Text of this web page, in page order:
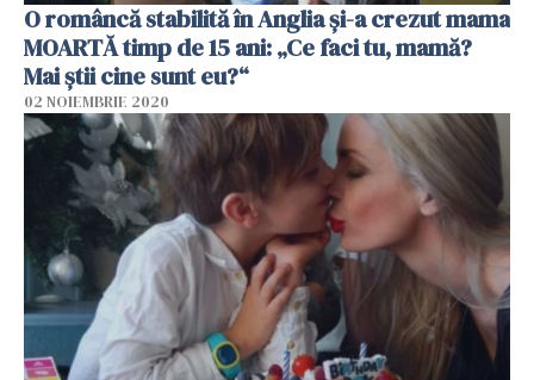
O româncă stabilită în Anglia și-a crezut mama
MOARTĂ timp de 15 ani: „Ce faci tu, mamă?
Mai știi cine sunt eu?“
02 NOIEMBRIE 2020